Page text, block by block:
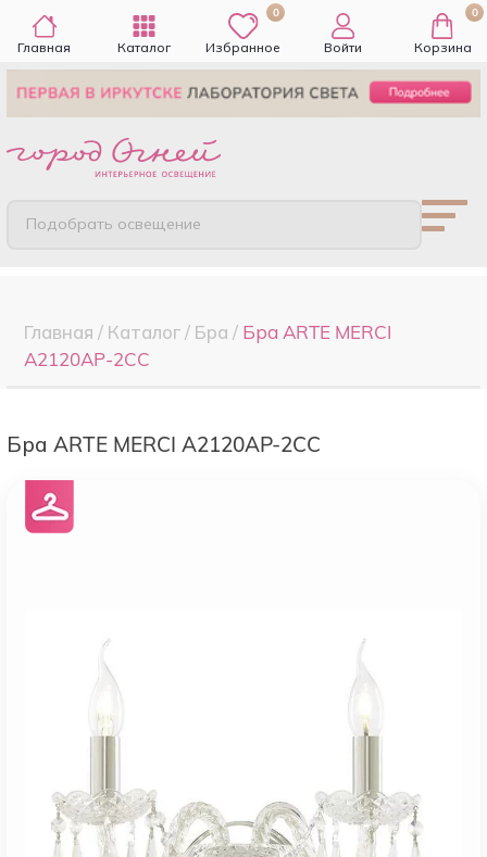
Главная Каталог
0
Избранное Войти
0
Корзина
Подобрать освещение
Главная / Каталог/ Бра / Бра ARTE MERCI
A2120AP-2CC
Бра ARTE MERCI A2120AP-2CC